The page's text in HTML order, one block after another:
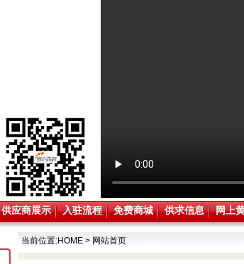
供应商展示 入驻流程 免费商城 供求信息 网上
当前位置:HOME> 网站首页